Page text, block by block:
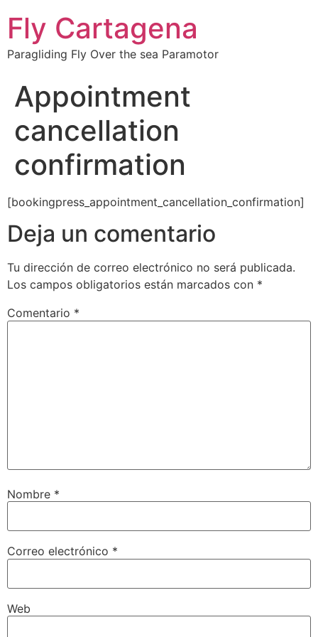
Fly Cartagena
Paragliding Fly Over the sea Paramotor
Appointment
cancellation
confirmation
[bookingpress_appointment_cancellation_confirmation]
Deja un comentario
Tu dirección de correo electrónico no será publicada.
Los campos obligatorios están marcados con *
Comentario *
Nombre *
Correo electrónico *
Web